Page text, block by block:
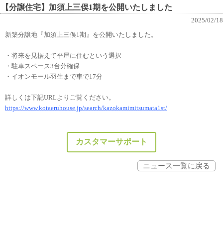
【分譲住宅】加須上三俣1期を公開いたしました
2025/02/18
新築分譲地『加須上三俣1期』を公開いたしました。
・将来を見据えて平屋に住むという選択
・駐車スペース3台分確保
・イオンモール羽生まで車で17分
詳しくは下記URLよりご覧ください。
https://www.kotaeruhouse.jp/search/kazokamimitsumata1st/
カスタマーサポート
ニュース一覧に戻る